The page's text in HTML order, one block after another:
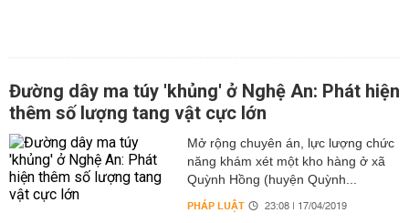
Đường dây ma túy 'khủng' ở Nghệ An: Phát hiện
thêm số lượng tang vật cực lớn
Mở rộng chuyên án, lực lượng chức
năng khám xét một kho hàng ở xã
Quỳnh Hồng (huyện Quỳnh...
PHÁP LUẬT 23:08 | 17/04/2019